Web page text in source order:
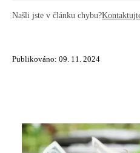
Našli jste v článku chybu?
Publikováno: 09. 11. 2024